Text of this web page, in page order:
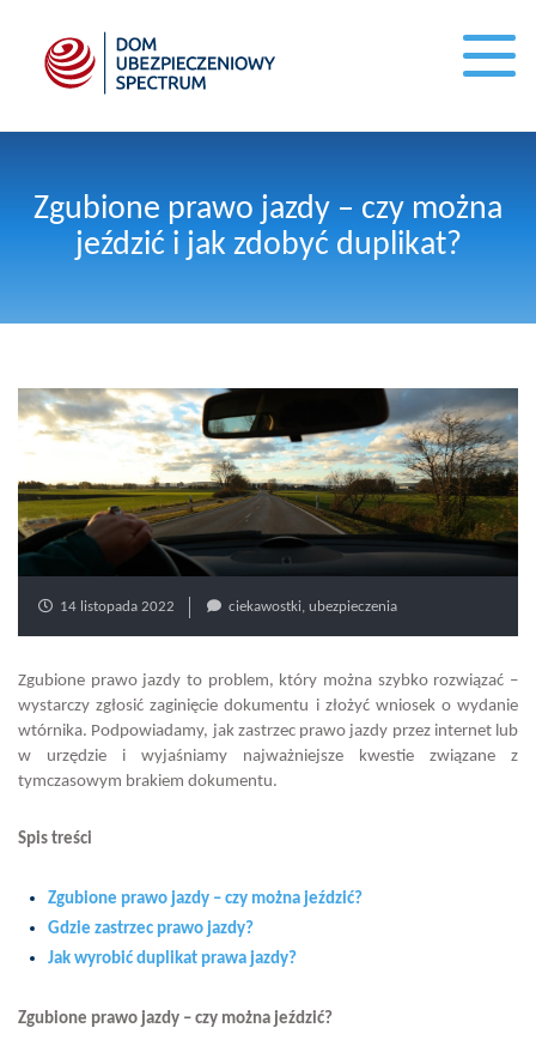
Zgubione prawo jazdy – czy można
jeździć i jak zdobyć duplikat?
14 listopada 2022 ciekawostki, ubezpieczenia
Zgubione prawo jazdy to problem, który można szybko rozwiązać –
wystarczy zgłosić zaginięcie dokumentu i złożyć wniosek o wydanie
wtórnika. Podpowiadamy, jak zastrzec prawo jazdy przez internet lub
w urzędzie i wyjaśniamy najważniejsze kwestie związane z
tymczasowym brakiem dokumentu.
Spis treści
Zgubione prawo jazdy – czy można jeździć?
Gdzie zastrzec prawo jazdy?
Jak wyrobić duplikat prawa jazdy?
Zgubione prawo jazdy – czy można jeździć?